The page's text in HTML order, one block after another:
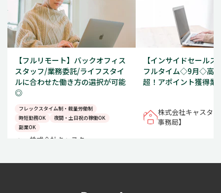
【フルリモート】バックオフィス
スタッフ/業務委託/ライフスタイ
ルに合わせた働き方の選択が可能
◎
フレックスタイム制・裁量労働制
時短勤務OK
夜間・土日祝の稼働OK
副業OK
株式会社キャスター
【インサイドセール
フルタイム◇9月◇高
超！アポイント獲得業
株式会社キャスタ
事務局】